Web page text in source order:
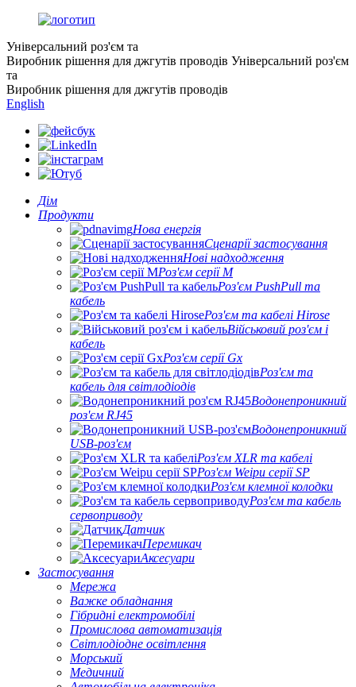
Універсальний роз'єм та
Виробник рішення для джгутів проводів Універсальний роз'єм
та
Виробник рішення для джгутів проводів
English
Дім
Продукти
Нова енергія
Сценарії застосування
Нові надходження
Роз'єм серії M
Роз'єм PushPull та
кабель
Роз'єм та кабелі Hirose
Військовий роз'єм і
кабель
Роз'єм серії Gx
Роз'єм та
кабель для світлодіодів
Водонепроникний
роз'єм RJ45
Водонепроникний
USB-роз'єм
Роз'єм XLR та кабелі
Роз'єм Weipu серії SP
Роз'єм клемної колодки
Роз'єм та кабель
сервоприводу
Датчик
Перемикач
Аксесуари
Застосування
Мережа
Важке обладнання
Гібридні електромобілі
Промислова автоматизація
Світлодіодне освітлення
Морський
Медичний